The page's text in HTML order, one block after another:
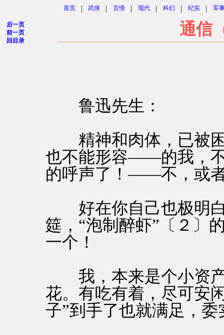
首页 | 武侠 | 言情 | 现代 | 科幻 | 纪实 | 军
后一页
前一页
回目录
通信
鲁迅先生：
精神和肉体，已被
也不能形容——的我，
的呼声了！——不，或
好在你自己也极明白
筵，“泡制醉虾”〔２〕
一个！
我，本来是个小资产
花。有吃有着，尽可安
子”到手了也就满足，